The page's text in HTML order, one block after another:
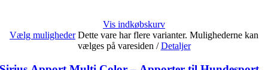
Vis indkøbskurv
Vælg muligheder Dette vare har flere varianter. Mulighederne kan
vælges på varesiden / Detaljer